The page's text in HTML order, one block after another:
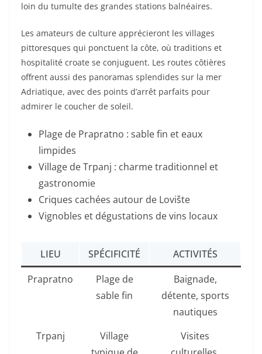
loin du tumulte des grandes stations balnéaires.
Les amateurs de culture apprécieront les villages
pittoresques qui ponctuent la côte, où traditions et
hospitalité croate se conjuguent. Les routes côtières
offrent aussi des panoramas splendides sur la mer
Adriatique, avec des points d’arrêt parfaits pour
admirer le coucher de soleil.
Plage de Prapratno : sable fin et eaux
limpides
Village de Trpanj : charme traditionnel et
gastronomie
Criques cachées autour de Lovište
Vignobles et dégustations de vins locaux
LIEU SPÉCIFICITÉ
ACTIVITÉS
Prapratno
Plage de
sable fin
Baignade,
détente, sports
nautiques
Trpanj
Village
Visites